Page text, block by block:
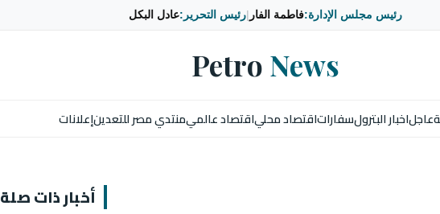
رئيس مجلس الإدارة:فاطمة الفار رئيس التحرير:عادل البكل
Petro News
عاجلاخبار البترولسفاراتاقتصاد محلياقتصاد عالميمنتدي مصر للتعدينإعلانات
أخبار ذات صلة